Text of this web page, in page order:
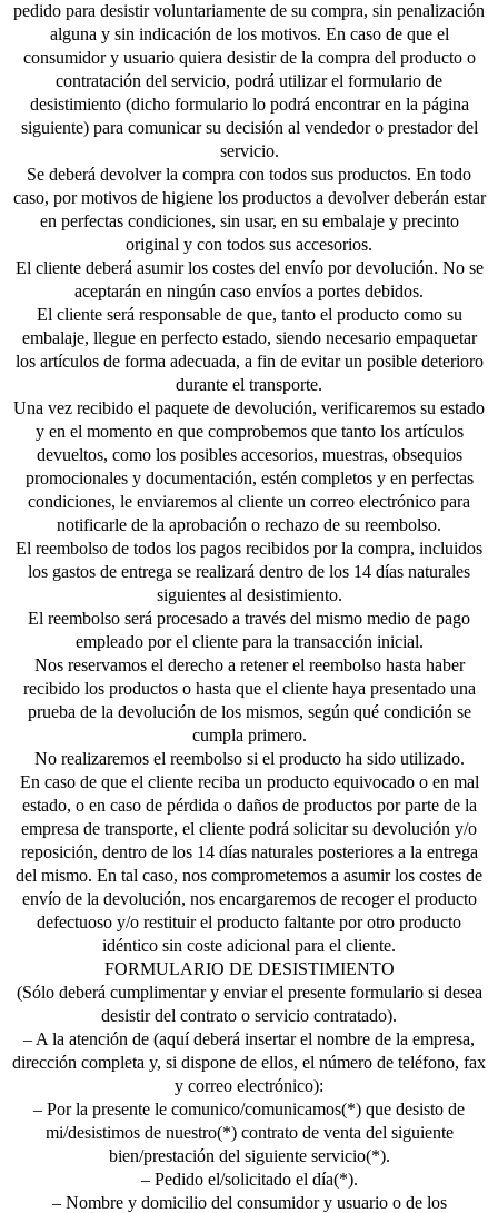
pedido para desistir voluntariamente de su compra, sin penalización
alguna y sin indicación de los motivos. En caso de que el
consumidor y usuario quiera desistir de la compra del producto o
contratación del servicio, podrá utilizar el formulario de
desistimiento (dicho formulario lo podrá encontrar en la página
siguiente) para comunicar su decisión al vendedor o prestador del
servicio.
Se deberá devolver la compra con todos sus productos. En todo
caso, por motivos de higiene los productos a devolver deberán estar
en perfectas condiciones, sin usar, en su embalaje y precinto
original y con todos sus accesorios.
El cliente deberá asumir los costes del envío por devolución. No se
aceptarán en ningún caso envíos a portes debidos.
El cliente será responsable de que, tanto el producto como su
embalaje, llegue en perfecto estado, siendo necesario empaquetar
los artículos de forma adecuada, a fin de evitar un posible deterioro
durante el transporte.
Una vez recibido el paquete de devolución, verificaremos su estado
y en el momento en que comprobemos que tanto los artículos
devueltos, como los posibles accesorios, muestras, obsequios
promocionales y documentación, estén completos y en perfectas
condiciones, le enviaremos al cliente un correo electrónico para
notificarle de la aprobación o rechazo de su reembolso.
El reembolso de todos los pagos recibidos por la compra, incluidos
los gastos de entrega se realizará dentro de los 14 días naturales
siguientes al desistimiento.
El reembolso será procesado a través del mismo medio de pago
empleado por el cliente para la transacción inicial.
Nos reservamos el derecho a retener el reembolso hasta haber
recibido los productos o hasta que el cliente haya presentado una
prueba de la devolución de los mismos, según qué condición se
cumpla primero.
No realizaremos el reembolso si el producto ha sido utilizado.
En caso de que el cliente reciba un producto equivocado o en mal
estado, o en caso de pérdida o daños de productos por parte de la
empresa de transporte, el cliente podrá solicitar su devolución y/o
reposición, dentro de los 14 días naturales posteriores a la entrega
del mismo. En tal caso, nos comprometemos a asumir los costes de
envío de la devolución, nos encargaremos de recoger el producto
defectuoso y/o restituir el producto faltante por otro producto
idéntico sin coste adicional para el cliente.
FORMULARIO DE DESISTIMIENTO
(Sólo deberá cumplimentar y enviar el presente formulario si desea
desistir del contrato o servicio contratado).
– A la atención de (aquí deberá insertar el nombre de la empresa,
dirección completa y, si dispone de ellos, el número de teléfono, fax
y correo electrónico):
– Por la presente le comunico/comunicamos(*) que desisto de
mi/desistimos de nuestro(*) contrato de venta del siguiente
bien/prestación del siguiente servicio(*).
– Pedido el/solicitado el día(*).
– Nombre y domicilio del consumidor y usuario o de los